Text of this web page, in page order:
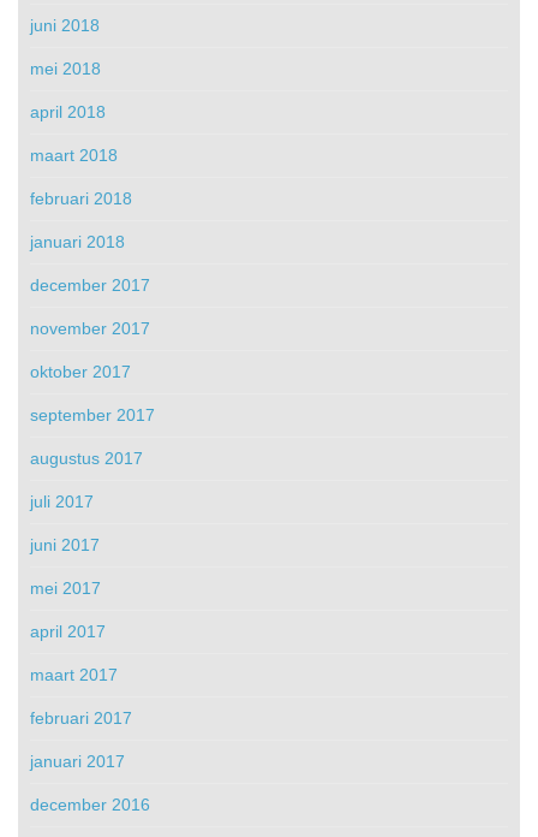
juni 2018
mei 2018
april 2018
maart 2018
februari 2018
januari 2018
december 2017
november 2017
oktober 2017
september 2017
augustus 2017
juli 2017
juni 2017
mei 2017
april 2017
maart 2017
februari 2017
januari 2017
december 2016